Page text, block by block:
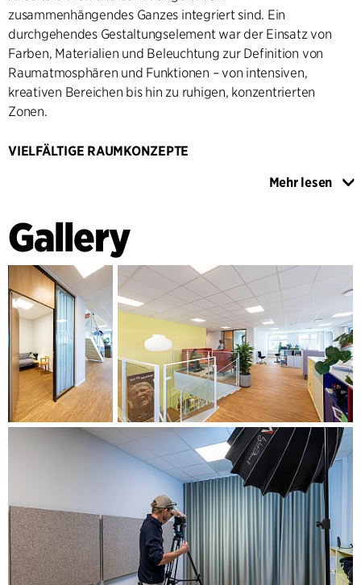
zusammenhängendes Ganzes integriert sind. Ein
durchgehendes Gestaltungselement war der Einsatz von
Farben, Materialien und Beleuchtung zur Definition von
Raumatmosphären und Funktionen – von intensiven,
kreativen Bereichen bis hin zu ruhigen, konzentrierten
Zonen.
VIELFÄLTIGE RAUMKONZEPTE
Die Inneneinrichtung umfasst mehrere funktionsspezifische
So verfügt der Projektraum über beschreibbare Wände und
orangefarbene Tische, die Kreativität und Zusammenarbeit
fördern, während Besprechungsräume mit kühlen
Farbtönen und Ledersesseln eine entspannte, aber
professionelle Atmosphäre schaffen. Das gesamte Mobiliar
wurde sorgfältig ausgewählt oder aus dem vorherigen Büro
wiederverwendet und in das Gesamtkonzept integriert.
Der Gestaltungsprozess umfasste einen Workshop mit den
Mitarbeitenden, eine umfassende Analyse des vorhandenen
Inventars, die Erstellung eines Designleitfadens und eine
Budgetplanung. Das Ergebnis ist eine Arbeitsumgebung,
die Ästhetik und Funktionalität vereint – und sowohl
Konzentration als auch Gemeinschaft in inspirierenden
Räumen fördert.
Mehr lesen
Gallery